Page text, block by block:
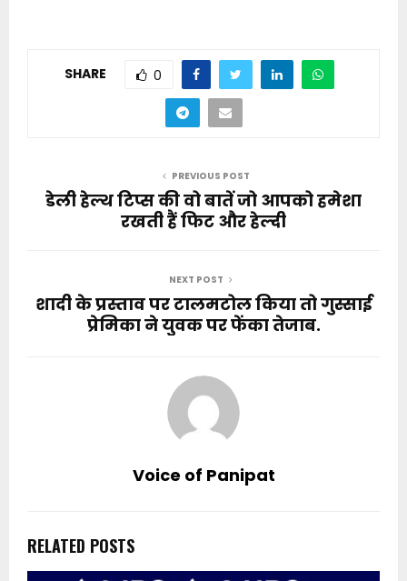
SHARE 0
PREVIOUS POST
डेली हेल्थ टिप्स की वो बातें जो आपको हमेशा
रखती हैं फिट और हेल्दी
NEXT POST
शादी के प्रस्ताव पर टालमटोल किया तो गुस्साई
प्रेमिका ने युवक पर फेंका तेजाब.
Voice of Panipat
RELATED POSTS